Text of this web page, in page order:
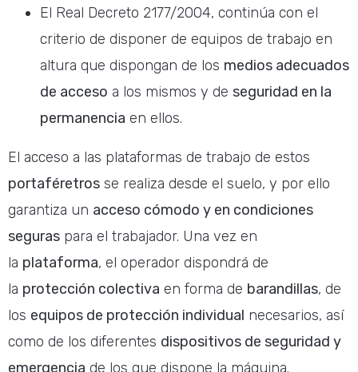
El Real Decreto 2177/2004, continúa con el
criterio de disponer de equipos de trabajo en
altura que dispongan de los medios adecuados
de acceso a los mismos y de seguridad en la
permanencia en ellos.
El acceso a las plataformas de trabajo de estos
portaféretros se realiza desde el suelo, y por ello
garantiza un acceso cómodo y en condiciones
seguras para el trabajador. Una vez en
la plataforma, el operador dispondrá de
la protección colectiva en forma de barandillas, de
los equipos de protección individual necesarios, así
como de los diferentes dispositivos de seguridad y
emergencia de los que dispone la máquina.